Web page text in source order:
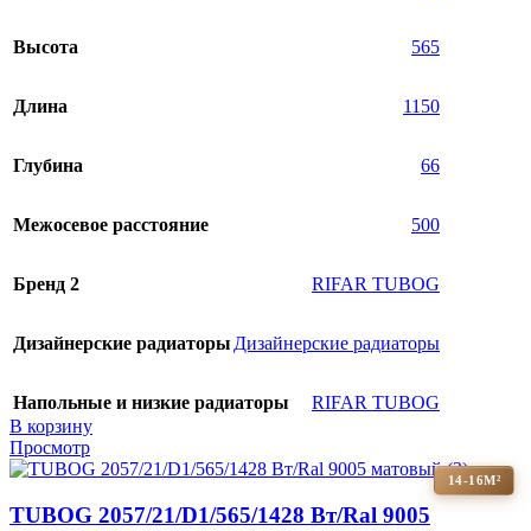
Высота 565
Длина 1150
Глубина 66
Межосевое расстояние 500
Бренд 2 RIFAR TUBOG
Дизайнерские радиаторы Дизайнерские радиаторы
Напольные и низкие радиаторы
RIFAR TUBOG
В корзину
Просмотр
14-16М²
TUBOG 2057/21/D1/565/1428 Вт/Ral 9005